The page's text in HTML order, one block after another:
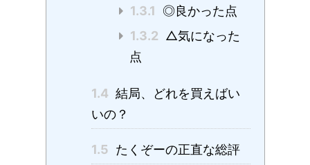
1.3.1
◎良かった点
1.3.2 △気になった
点
1.4 結局、どれを買えばい
いの？
1.5 たくぞーの正直な総評